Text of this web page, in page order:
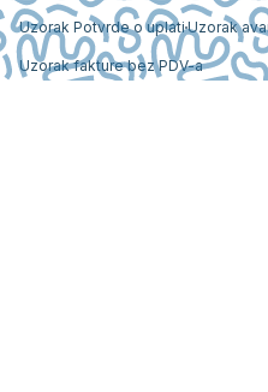
Uzorak Potvrde o uplatiUzorak
Uzorak fakture bez PDV-a